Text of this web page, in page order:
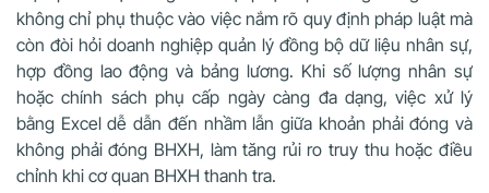
không chỉ phụ thuộc vào việc nắm rõ quy định pháp luật mà
còn đòi hỏi doanh nghiệp quản lý đồng bộ dữ liệu nhân sự,
hợp đồng lao động và bảng lương. Khi số lượng nhân sự
hoặc chính sách phụ cấp ngày càng đa dạng, việc xử lý
bằng Excel dễ dẫn đến nhầm lẫn giữa khoản phải đóng và
không phải đóng BHXH, làm tăng rủi ro truy thu hoặc điều
chỉnh khi cơ quan BHXH thanh tra.